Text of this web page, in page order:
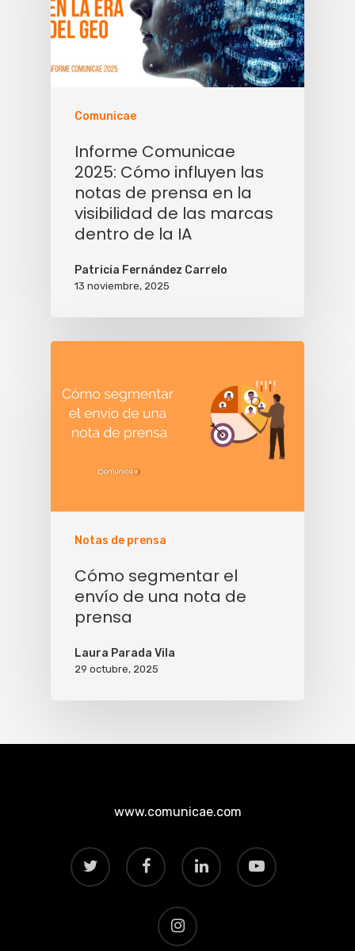
Comunicae
Informe Comunicae
2025: Cómo influyen las
notas de prensa en la
visibilidad de las marcas
dentro de la IA
Patricia Fernández Carrelo
13 noviembre, 2025
Notas de prensa
Cómo segmentar el
envío de una nota de
prensa
Laura Parada Vila
29 octubre, 2025
www.comunicae.com
twitter facebook linkedin youtube
instagram